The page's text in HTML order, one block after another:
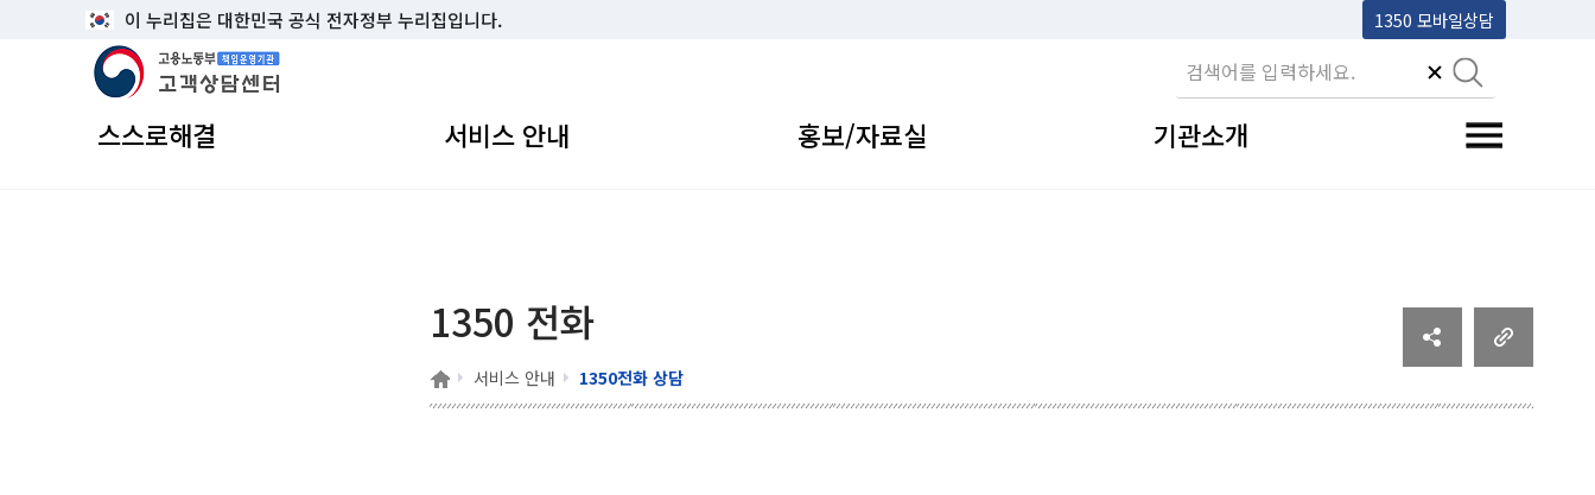
이 누리집은 대한민국 공식 전자정부 누리집입니다. 1350 모바일상담
고용노동부 책임운영기관 고객상담센터
스스로해결 서비스 안내 홍보/자료실 기관소개 전체메뉴 토글
1350 전화
홈 서비스 안내 1350전화 상담